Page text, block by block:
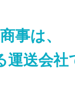
事は、
運送会社